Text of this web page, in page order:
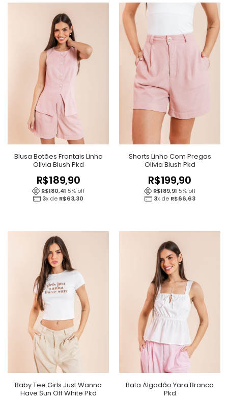
Blusa Botões Frontais Linho
Olivia Blush Pkd
R$189,90
R$180,41 5% off
3x de R$63,30
Shorts Linho Com Pregas
Olivia Blush Pkd
R$199,90
R$189,91 5% off
3x de R$66,63
Baby Tee Girls Just Wanna
Have Sun Off White Pkd
Bata Algodão Yara Branca
Pkd